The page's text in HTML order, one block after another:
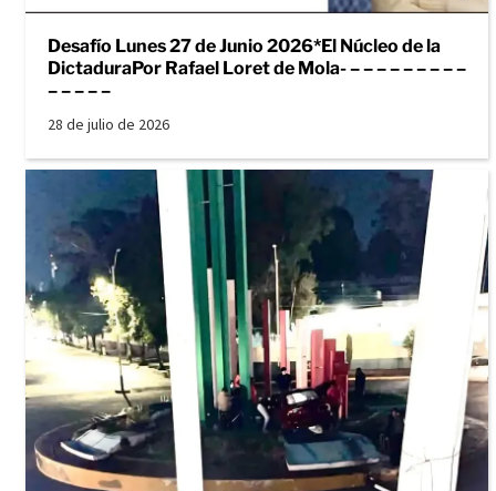
Desafío Lunes 27 de Junio 2026*El Núcleo de la
DictaduraPor Rafael Loret de Mola- – – – – – – – – –
– – – – –
28 de julio de 2026